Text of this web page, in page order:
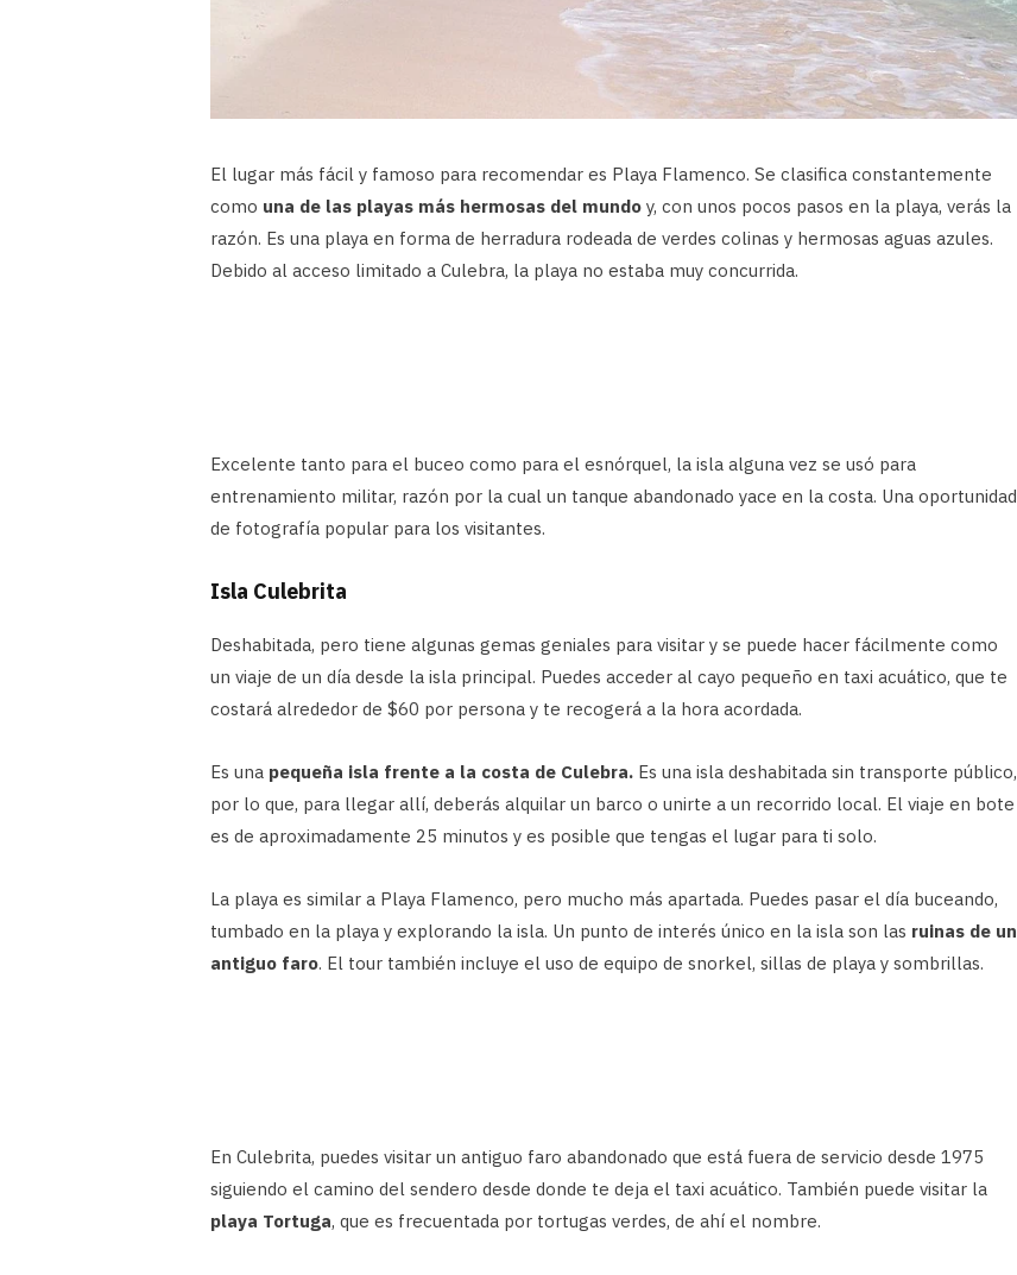
El lugar más fácil y famoso para recomendar es Playa Flamenco. Se clasifica constantemente
como una de las playas más hermosas del mundo y, con unos pocos pasos en la playa, verás la
razón. Es una playa en forma de herradura rodeada de verdes colinas y hermosas aguas azules.
Debido al acceso limitado a Culebra, la playa no estaba muy concurrida.
Excelente tanto para el buceo como para el esnórquel, la isla alguna vez se usó para
entrenamiento militar, razón por la cual un tanque abandonado yace en la costa. Una oportunidad
de fotografía popular para los visitantes.
Isla Culebrita
Deshabitada, pero tiene algunas gemas geniales para visitar y se puede hacer fácilmente como
un viaje de un día desde la isla principal. Puedes acceder al cayo pequeño en taxi acuático, que te
costará alrededor de $60 por persona y te recogerá a la hora acordada.
Es una pequeña isla frente a la costa de Culebra. Es una isla deshabitada sin transporte público,
por lo que, para llegar allí, deberás alquilar un barco o unirte a un recorrido local. El viaje en bote
es de aproximadamente 25 minutos y es posible que tengas el lugar para ti solo.
La playa es similar a Playa Flamenco, pero mucho más apartada. Puedes pasar el día buceando,
tumbado en la playa y explorando la isla. Un punto de interés único en la isla son las ruinas de un
antiguo faro. El tour también incluye el uso de equipo de snorkel, sillas de playa y sombrillas.
En Culebrita, puedes visitar un antiguo faro abandonado que está fuera de servicio desde 1975
siguiendo el camino del sendero desde donde te deja el taxi acuático. También puede visitar la
playa Tortuga, que es frecuentada por tortugas verdes, de ahí el nombre.